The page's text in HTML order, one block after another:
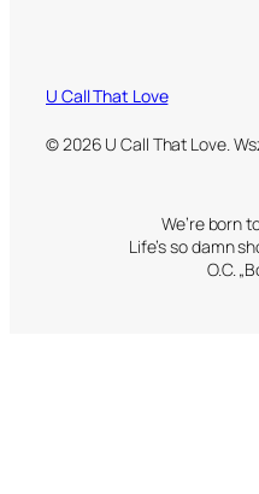
U Call That Love
© 2026 U Call That Love.
We’re born
Life’s so damn
O.C.